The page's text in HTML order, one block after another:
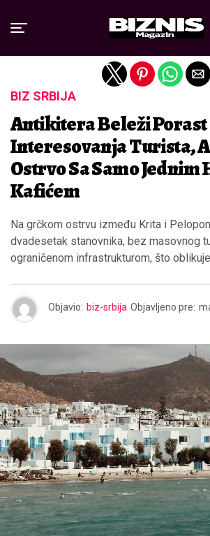
BIZ SRBIJA
Antikitera Beleži Porast
Interesovanja Turista,
Ostrvo Sa Samo Jednim
Kafićem
Na grčkom ostrvu između Krita i
dvadesetak stanovnika, bez masovnog
ograničenom infrastrukturom, što
Objavio: biz-srbija Objavljeno pre:
Exit mobile version